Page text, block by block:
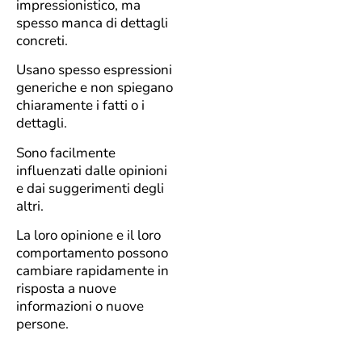
impressionistico, ma
spesso manca di dettagli
concreti.
Usano spesso espressioni
generiche e non spiegano
chiaramente i fatti o i
dettagli.
Sono facilmente
influenzati dalle opinioni
e dai suggerimenti degli
altri.
La loro opinione e il loro
comportamento possono
cambiare rapidamente in
risposta a nuove
informazioni o nuove
persone.